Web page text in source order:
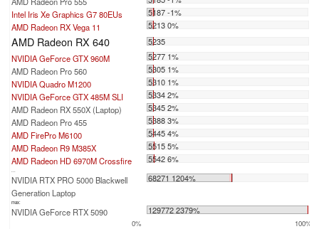
Intel Iris Xe Graphics G7 80EUs
5187 -1%
AMD Radeon RX Vega 11
5213 0%
AMD Radeon RX 640
5235
NVIDIA GeForce GTX 960M
5277 1%
AMD Radeon Pro 560
5305 1%
NVIDIA Quadro M1200
5310 1%
NVIDIA GeForce GTX 485M SLI
5334 2%
AMD Radeon RX 550X (Laptop)
5345 2%
AMD Radeon Pro 455
5388 3%
AMD FirePro M6100
5445 4%
AMD Radeon R9 M385X
5515 5%
AMD Radeon HD 6970M Crossfire
5542 6%
...
NVIDIA RTX PRO 5000 Blackwell
Generation Laptop
68271 1204%
max:
NVIDIA GeForce RTX 5090 129772 2379%
0% 100%